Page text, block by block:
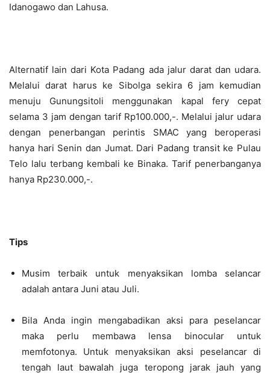
Idanogawo dan Lahusa.
Alternatif lain dari Kota Padang ada jalur darat dan udara.
Melalui darat harus ke Sibolga sekira 6 jam kemudian
menuju Gunungsitoli menggunakan kapal fery cepat
selama 3 jam dengan tarif Rp100.000,-. Melalui jalur udara
dengan penerbangan perintis SMAC yang beroperasi
hanya hari Senin dan Jumat. Dari Padang transit ke Pulau
Telo lalu terbang kembali ke Binaka. Tarif penerbanganya
hanya Rp230.000,-.
Tips
Musim terbaik untuk menyaksikan lomba selancar
adalah antara Juni atau Juli.
Bila Anda ingin mengabadikan aksi para peselancar
maka perlu membawa lensa binocular untuk
memfotonya. Untuk menyaksikan aksi peselancar di
tengah laut bawalah juga teropong jarak jauh yang